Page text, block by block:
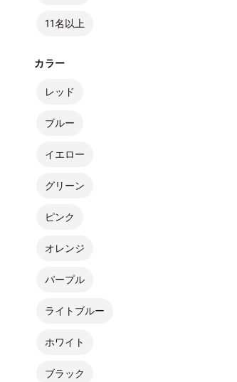
11名以上
カラー
レッド
ブルー
イエロー
グリーン
ピンク
オレンジ
パープル
ライトブルー
ホワイト
ブラック